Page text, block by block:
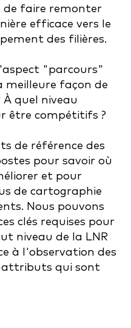
de faire remonter
efficace vers le
des filières.
"parcours"
meilleure façon de
À quel niveau
être compétitifs ?
de référence des
pour savoir où
et pour
de cartographie
Nous pouvons
clés requises pour
niveau de la LNR
à l'observation des
attributs qui sont